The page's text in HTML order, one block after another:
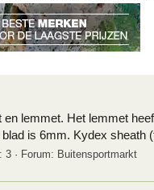
lemmet. Het lemmet
is 6mm. Kydex sheath
3 Forum: Buitensportmarkt